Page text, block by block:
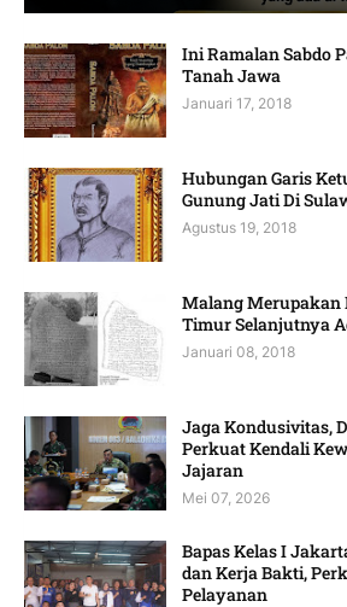
Ini Ramalan Sabdo
Tanah Jawa
Januari 17, 2018
Hubungan Garis
Gunung Jati Di
Agustus 19, 2018
Malang Merupakan
Timur Selanjutnya
Januari 08, 2018
Jaga Kondusivitas,
Perkuat Kendali
Jajaran
Mei 07, 2026
Bapas Kelas I
dan Kerja Bakti,
Pelayanan